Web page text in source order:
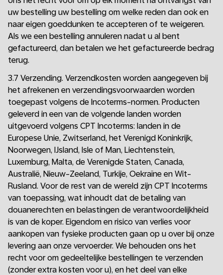
uw bestelling uw bestelling om welke reden dan ook en
naar eigen goeddunken te accepteren of te weigeren.
Als we een bestelling annuleren nadat u al bent
gefactureerd, dan betalen we het gefactureerde bedrag
terug.
3.7 Verzending. Verzendkosten worden aangegeven bij
het afrekenen en verzendingsvoorwaarden worden
toegepast volgens de Incoterms-normen. Producten
geleverd in een van de volgende landen worden
uitgevoerd volgens CPT Incoterms: landen in de
Europese Unie, Zwitserland, het Verenigd Koninkrijk,
Noorwegen, IJsland, Isle of Man, Liechtenstein,
Luxemburg, Malta, de Verenigde Staten, Canada,
Australië, Nieuw-Zeeland, Turkije, Oekraïne en Wit-
Rusland. Voor de rest van de wereld zijn CPT Incoterms
van toepassing, wat inhoudt dat de betaling van
douanerechten en belastingen de verantwoordelijkheid
is van de koper. Eigendom en risico van verlies voor
aankopen van fysieke producten gaan op u over bij onze
levering aan onze vervoerder. We behouden ons het
recht voor om gedeeltelijke bestellingen te verzenden
(zonder extra kosten voor u), en het deel van elke